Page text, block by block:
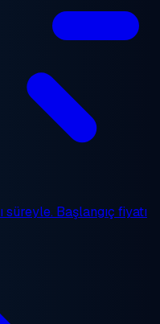
süreyle. Başlangıç fiyatı